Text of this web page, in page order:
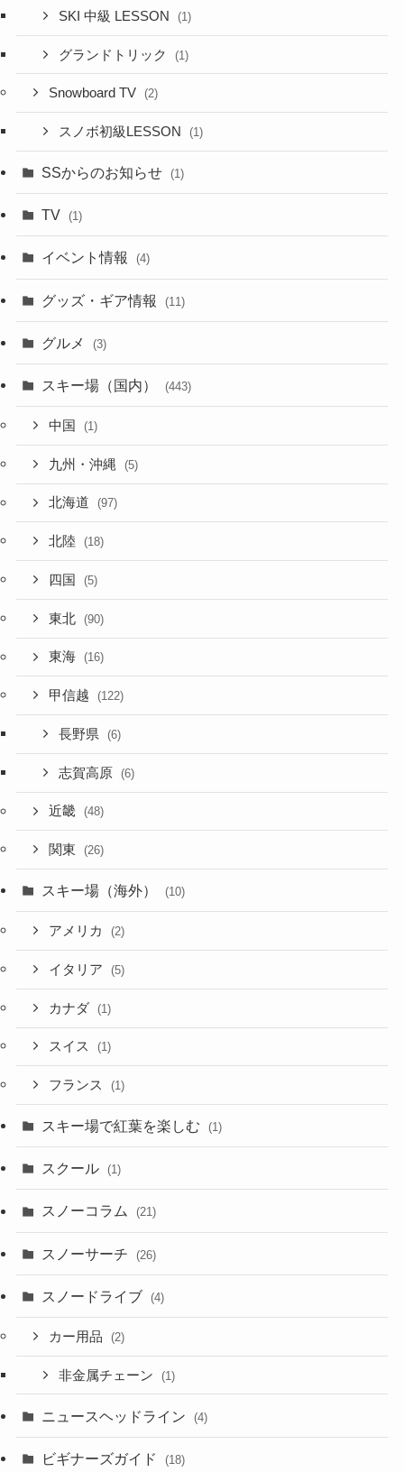
SKI 中級 LESSON (1)
グランドトリック (1)
Snowboard TV (2)
スノボ初級LESSON (1)
SSからのお知らせ (1)
TV (1)
イベント情報 (4)
グッズ・ギア情報 (11)
グルメ (3)
スキー場（国内） (443)
中国 (1)
九州・沖縄 (5)
北海道 (97)
北陸 (18)
四国 (5)
東北 (90)
東海 (16)
甲信越 (122)
長野県 (6)
志賀高原 (6)
近畿 (48)
関東 (26)
スキー場（海外） (10)
アメリカ (2)
イタリア (5)
カナダ (1)
スイス (1)
フランス (1)
スキー場で紅葉を楽しむ (1)
スクール (1)
スノーコラム (21)
スノーサーチ (26)
スノードライブ (4)
カー用品 (2)
非金属チェーン (1)
ニュースヘッドライン (4)
ビギナーズガイド (18)